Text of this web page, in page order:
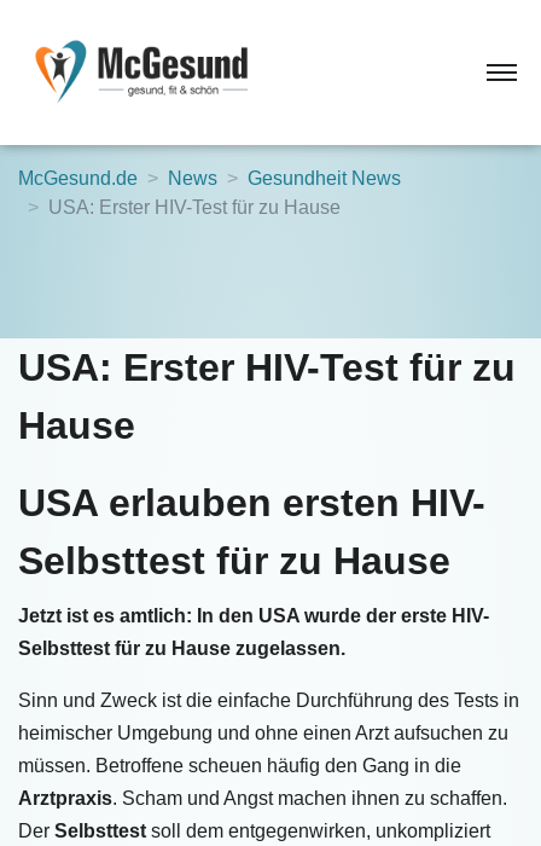
McGesund.de News
Gesundheit News
USA: Erster HIV-Test für zu Hause
USA: Erster HIV-Test für zu
Hause
USA erlauben ersten HIV-
Selbsttest für zu Hause
Jetzt ist es amtlich: In den USA wurde der erste HIV-
Selbsttest für zu Hause zugelassen.
Sinn und Zweck ist die einfache Durchführung des Tests in
heimischer Umgebung und ohne einen Arzt aufsuchen zu
müssen. Betroffene scheuen häufig den Gang in die
Arztpraxis. Scham und Angst machen ihnen zu schaffen.
Der Selbsttest soll dem entgegenwirken, unkompliziert